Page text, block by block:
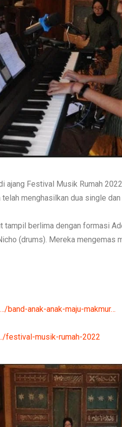
ajang Festival Musik Rumah
menghasilkan dua single
tampil berlima dengan formasi
(drums). Mereka mengemas
band-anak-anak-maju-makmur…
festival-musik-rumah-2022